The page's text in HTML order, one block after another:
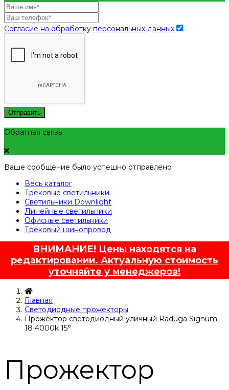
Согласие на обработку персональных данных
Отправить
Обратная связь
Ваше сообщение было успешно отправлено
Весь каталог
Трековые светильники
Светильники Downlight
Линейные светильники
Офисные светильники
Трековый шинопровод
ВНИМАНИЕ! Цены находятся на
редактировании. Актуальную стоимость
уточняйте у менеджеров!
Главная
Светодиодные прожекторы
Прожектор светодиодный уличный Raduga Signum-
18 4000k 15°
Прожектор